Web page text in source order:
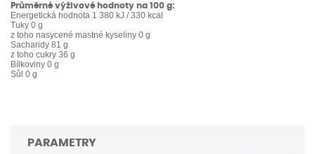
Průměrné výživové hodnoty na 100 g:
Energetická hodnota 1 380 kJ / 330 kcal
Tuky 0 g
z toho nasycené mastné kyseliny 0 g
Sacharidy 81 g
z toho cukry 36 g
Bílkoviny 0 g
Sůl 0 g
PARAMETRY